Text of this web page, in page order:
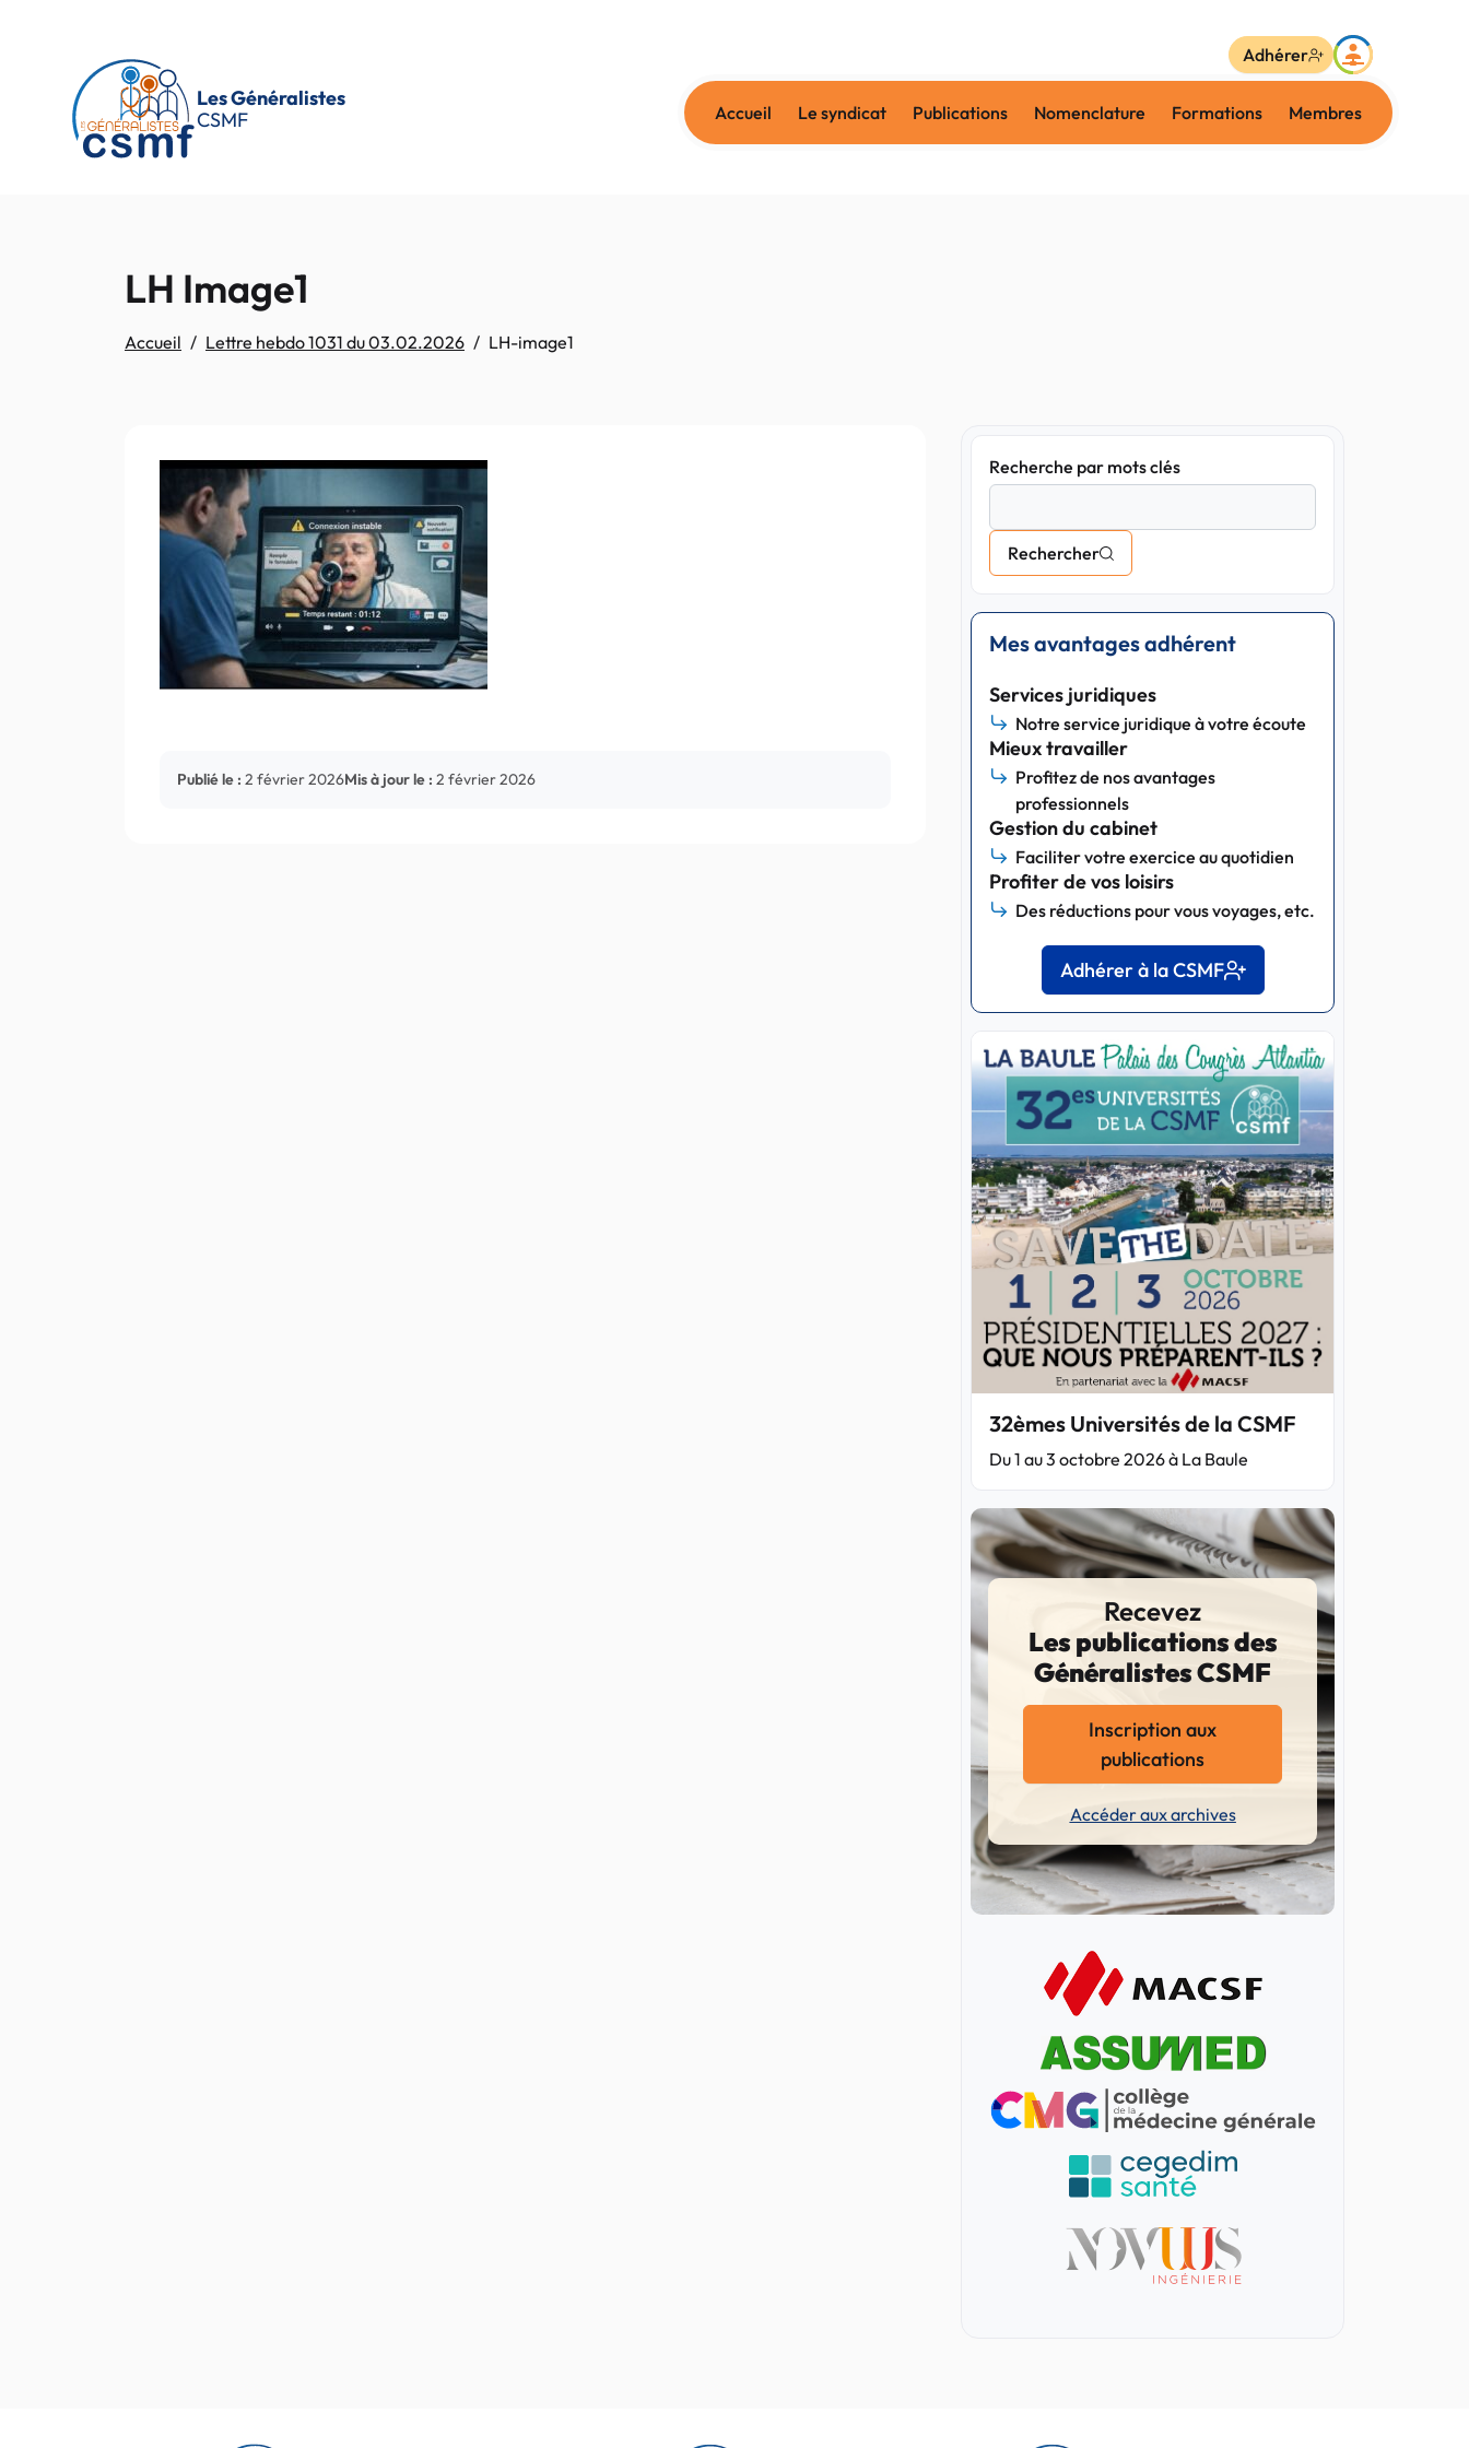
Les Généralistes
CSMF
Accueil Le syndicat Publications Nomenclature Formations Membres
Adhérer
LH Image1
Accueil Lettre hebdo 1031 du 03.02.2026 LH-image1
Publié le : 2 février 2026Mis à jour le : 2 février 2026
Recherche par mots clés
Rechercher
Mes avantages adhérent
Services juridiques
Notre service juridique à votre écoute
Mieux travailler
Profitez de nos avantages
professionnels
Gestion du cabinet
Faciliter votre exercice au quotidien
Profiter de vos loisirs
Des réductions pour vous voyages, etc.
Adhérer à la CSMF
32èmes Universités de la CSMF
Du 1 au 3 octobre 2026 à La Baule
Recevez
Les publications des
Généralistes CSMF
Inscription aux
publications
Accéder aux archives